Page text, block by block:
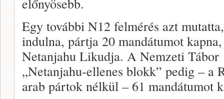
Egy további N12 felmérés azt
indulna, pártja 20 mandátumot
Netanjahu Likudja. A Nemzeti Tábor
„Netanjahu-ellenes blokk” pedig – a
arab pártok nélkül – 61 mandátumot